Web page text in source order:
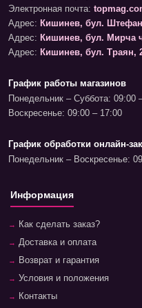
Электронная почта:
Адрес: Кишинев, бул.
Адрес: Кишинев, бул. Мирча
Адрес: Кишинев, бул. Траян,
График работы магазинов
Понедельник – Суббота: 09:00
Воскресенье: 09:00 – 17:00
График обработки онлайн-
Понедельник – Воскресенье:
Информация
Как сделать заказ?
Доставка и оплата
Возврат и гарантия
Условия и положения
Контакты